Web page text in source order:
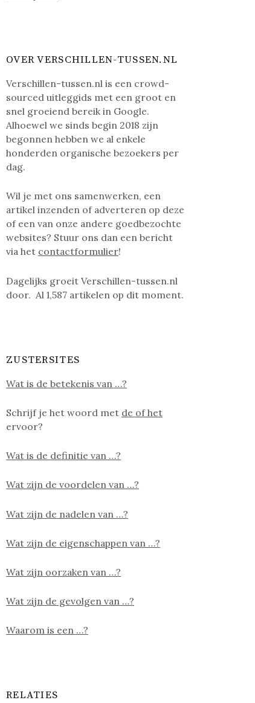
OVER VERSCHILLEN-TUSSEN.NL
Verschillen-tussen.nl is een crowd-
sourced uitleggids met een groot en
snel groeiend bereik in Google.
Alhoewel we sinds begin 2018 zijn
begonnen hebben we al enkele
honderden organische bezoekers per
dag.
Wil je met ons samenwerken, een
artikel inzenden of adverteren op deze
of een van onze andere goedbezochte
websites? Stuur ons dan een bericht
via het contactformulier!
Dagelijks groeit Verschillen-tussen.nl
door. Al1,587 artikelen op dit moment.
ZUSTERSITES
Wat is de betekenis van …?
Schrijf je het woord met de of het
ervoor?
Wat is de definitie van …?
Wat zijn de voordelen van …?
Wat zijn de nadelen van …?
Wat zijn de eigenschappen van …?
Wat zijn oorzaken van …?
Wat zijn de gevolgen van …?
Waarom is een …?
RELATIES